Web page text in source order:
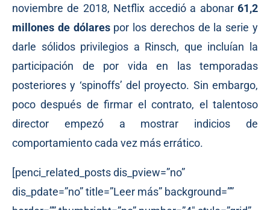
noviembre de 2018, Netflix accedió a abonar 61,2
millones de dólarespor los derechos de la serie y
darle sólidos privilegios a Rinsch, que incluían la
participación de por vida en las temporadas
posteriores y ‘spinoffs’ del proyecto. Sin embargo,
poco después de firmar el contrato, el talentoso
director empezó a mostrar indicios de
comportamiento cada vez más errático.
[penci_related_posts dis_pview=”no”
dis_pdate=”no” title=”Leer más” background=””